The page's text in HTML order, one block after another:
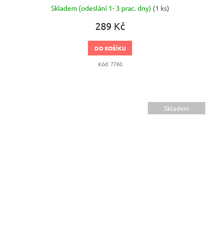
Skladem (odeslání 1- 3 prac. dny) (1 ks)
289 Kč
DO KOŠÍKU
Kód: 7760
Skladem